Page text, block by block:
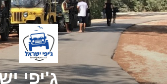
דילוג
לתוכן